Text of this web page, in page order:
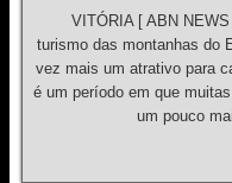
VITÓRIA [ ABN
turismo das montanhas do
vez mais um atrativo para
é um período em que
um pouco